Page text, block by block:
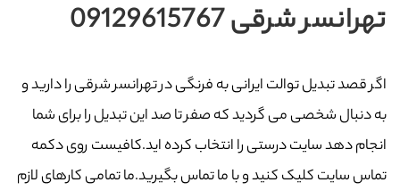
تهرانسر شرقی 09129615767
اگر قصد تبدیل توالت ایرانی به فرنگی در تهرانسر شرقی را دارید و
به دنبال شخصی می گردید که صفر تا صد این تبدیل را برای شما
انجام دهد سایت درستی را انتخاب کرده اید.کافیست روی دکمه
تماس سایت کلیک کنید و با ما تماس بگیرید.ما تمامی کارهای لازم